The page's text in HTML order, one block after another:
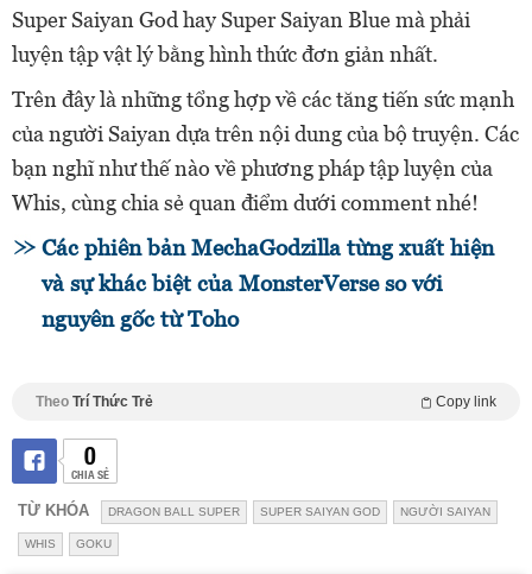
Super Saiyan God hay Super Saiyan Blue mà phải
luyện tập vật lý bằng hình thức đơn giản nhất.
Trên đây là những tổng hợp về các tăng tiến sức mạnh
của người Saiyan dựa trên nội dung của bộ truyện. Các
bạn nghĩ như thế nào về phương pháp tập luyện của
Whis, cùng chia sẻ quan điểm dưới comment nhé!
Các phiên bản MechaGodzilla từng xuất hiện
và sự khác biệt của MonsterVerse so với
nguyên gốc từ Toho
Theo Trí Thức Trẻ Copy link
0
CHIA SẺ
TỪ KHÓA DRAGON BALL SUPER SUPER SAIYAN GOD NGƯỜI SAIYAN
WHIS GOKU